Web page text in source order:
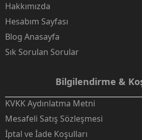
Hakkımızda
Hesabım Sayfası
Blog Anasayfa
Sık Sorulan Sorular
Bilgilendirme &
KVKK Aydınlatma Metni
Mesafeli Satış Sözleşmesi
İptal ve İade Koşulları